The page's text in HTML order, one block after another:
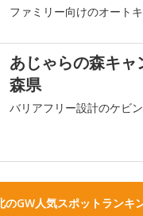
ファミリー向けのオート
あじゃらの森キャ
森県
バリアフリー設計のケビ
のGW人気スポットランキ